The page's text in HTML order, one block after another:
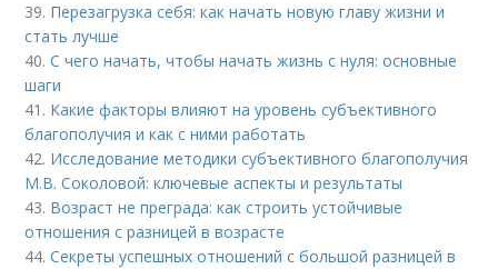
39. Перезагрузка себя: как начать новую главу жизни и
стать лучше
40.С чего начать, чтобы начать жизнь с нуля: основные
шаги
41. Какие факторы влияют на уровень субъективного
благополучия и как с ними работать
42. Исследование методики субъективного благополучия
М.В. Соколовой: ключевые аспекты и результаты
43. Возраст не преграда: как строить устойчивые
отношения с разницей в возрасте
44.Секреты успешных отношений с большой разницей в